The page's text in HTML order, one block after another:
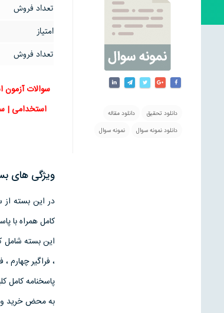
دانلود تحقیق
دانلود مقاله
دانلود نمونه سوال
نمونه سوال
تعداد فروش
امتیاز
تعداد فروش
ویژگی های
در این بسته از سال 94 تا 98 به صورت کامل و
کامل همراه با
این بسته شامل
، فراگیر
پاسخنامه کامل
به محض خرید و